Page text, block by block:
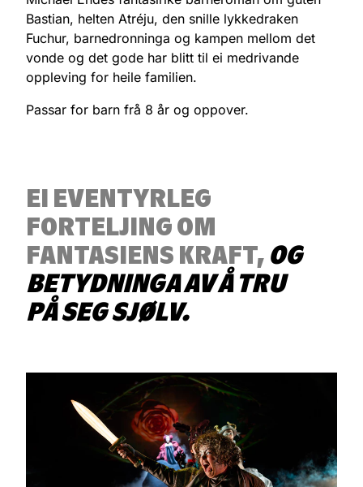
Bastian, helten Atréju, den snille lykkedraken
Fuchur, barnedronninga og kampen mellom det
vonde og det gode har blitt til ei medrivande
oppleving for heile familien.
Passar for barn frå 8 år og oppover.
EI EVENTYRLEG
FORTELJING OM
FANTASIENS KRAFT, OG
BETYDNINGA AV Å TRU
PÅ SEG SJØLV.